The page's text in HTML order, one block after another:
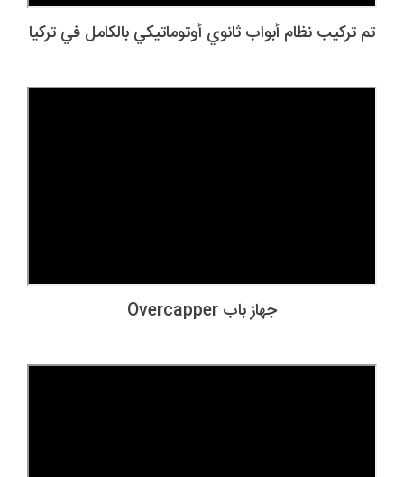
تم تركيب نظام أبواب ثانوي أوتوماتيكي بالكامل في تركيا
جهاز باب Overcapper